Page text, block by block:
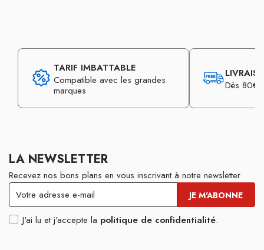
TARIF IMBATTABLE
Compatible avec les grandes
marques
Dès 80€
LA NEWSLETTER
Recevez nos bons plans en vous inscrivant à notre newsletter
J'ai lu et j'accepte la politique de confidentialité.